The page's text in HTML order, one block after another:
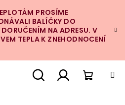
PROSÍME
BALÍČKY DO
NA ADRESU. V
TEPLA K ZNEHODNOCENÍ